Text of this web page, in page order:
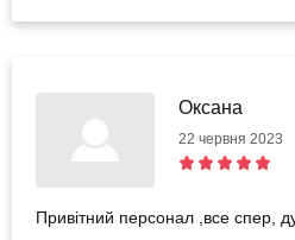
Оксана
22 червня 2023
Привітний персонал ,все спер,